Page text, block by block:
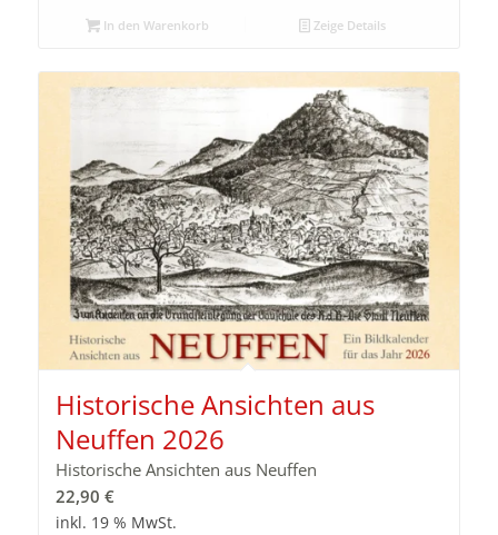
In den Warenkorb Zeige Details
Historische Ansichten aus
Neuffen 2026
Historische Ansichten aus Neuffen
22,90 €
inkl. 19 % MwSt.